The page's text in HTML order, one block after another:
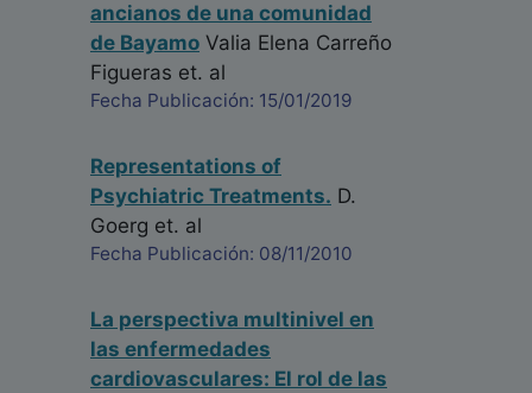
ancianos de una comunidad
de Bayamo Valia Elena Carreño
Figueras et. al
Fecha Publicación: 15/01/2019
Representations of
Psychiatric Treatments. D.
Goerg et. al
Fecha Publicación: 08/11/2010
La perspectiva multinivel en
las enfermedades
cardiovasculares: El rol de las